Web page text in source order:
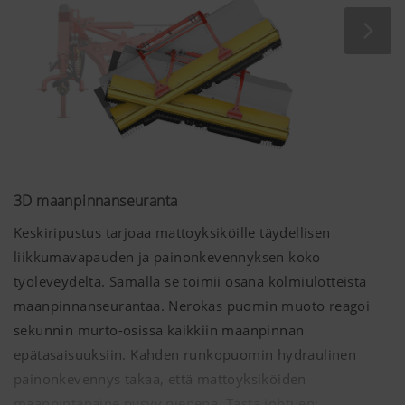
Analyysi ja tilastointi
Ponnistelemme jatkuvasti parantaaksemme
nettisivujemme käyttäjäystävällisyyttä ja
toiminnallisuutta. Tämän takia käytämme
analysointitekniikoita (mukaan lukien evästeet),
Evästeiden
(cookies)
käyttötarkoitus
Kesto
Google
Analytics
Analyysi
nettisivujen
käyttötavasta on
käytössä (katso
6
Kuukautta
3D maanpinnanseuranta
Keskiripustus tarjoaa mattoyksiköille täydellisen
liikkumavapauden ja painonkevennyksen koko
työleveydeltä. Samalla se toimii osana kolmiulotteista
maanpinnanseurantaa. Nerokas puomin muoto reagoi
sekunnin murto-osissa kaikkiin maanpinnan
epätasaisuuksiin. Kahden runkopuomin hydraulinen
painonkevennys takaa, että mattoyksiköiden